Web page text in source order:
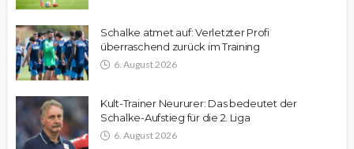
Schalke atmet auf: Verletzter Profi
überraschend zurück im Training
6. August 2026
Kult-Trainer Neururer: Das bedeutet der
Schalke-Aufstieg für die 2. Liga
6. August 2026